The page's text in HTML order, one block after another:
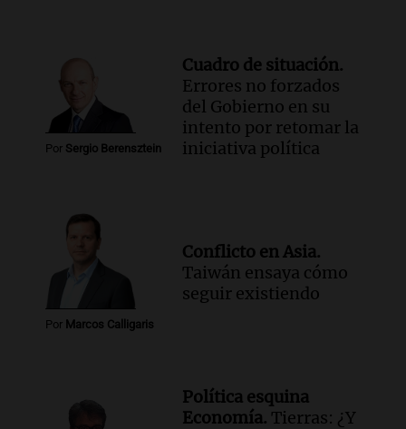
Por Sergio Berensztein
Cuadro de situación.
Errores no forzados
del Gobierno en su
intento por retomar la
iniciativa política
Por Marcos Calligaris
Conflicto en Asia.
Taiwán ensaya cómo
seguir existiendo
Política esquina
Economía. Tierras: ¿Y